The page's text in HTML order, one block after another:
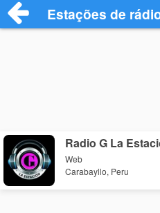
Estações de
Radio G La
Web
Carabayllo, Peru